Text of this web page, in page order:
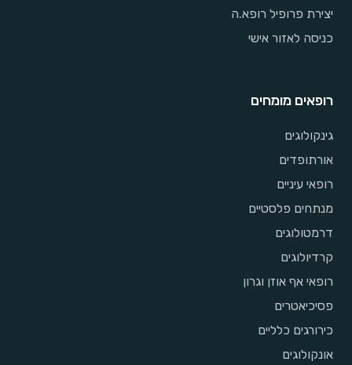
יצירת פרופיל רופא.ה
כניסה לאזור אישי
רופאים מומחים
גינקולוגים
אורתופדים
רופאי עיניים
מנתחים פלסטיים
דרמטולוגים
קרדיולוגים
רופאי אף אוזן וגרון
פסיכיאטרים
כירורגים כלליים
אונקולוגים